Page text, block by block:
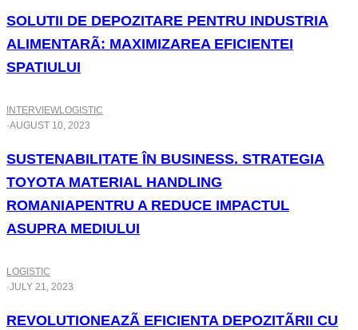
SOLUTII DE DEPOZITARE PENTRU INDUSTRIA
ALIMENTARÃ: MAXIMIZAREA EFICIENTEI
SPATIULUI
INTERVIEWLOGISTIC
·AUGUST 10, 2023
SUSTENABILITATE ÎN BUSINESS. STRATEGIA
TOYOTA MATERIAL HANDLING
ROMANIAPENTRU A REDUCE IMPACTUL
ASUPRA MEDIULUI
LOGISTIC
·JULY 21, 2023
REVOLUTIONEAZÃ EFICIENTA DEPOZITÃRII CU